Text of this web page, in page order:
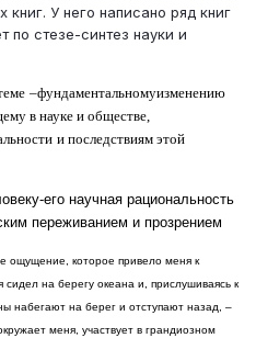
У него написано ряд книг
по стезе-синтез науки и
–фундаментальномуизменению
в науке и обществе,
и последствиям этой
его научная рациональность
переживанием и прозрением
ощущение, которое привело меня к
на берегу океана и, прислушиваясь к
набегают на берег и отступают назад, –
меня, участвует в грандиозном